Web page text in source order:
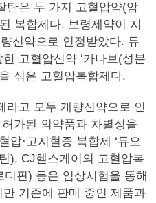
탄은 두 가지 고혈압약(암
복합제다. 보령제약이 지
신약으로 인정받았다. 듀
고혈압신약 ‘카나브(성분
섞은 고혈압복합제다.
라고 모두 개량신약으로 인
가된 의약품과 차별성을
압·고지혈증 복합제 ‘듀오
), CJ헬스케어의 고혈압복
디핀) 등은 임상시험을 통해
기존에 판매 중인 제품과